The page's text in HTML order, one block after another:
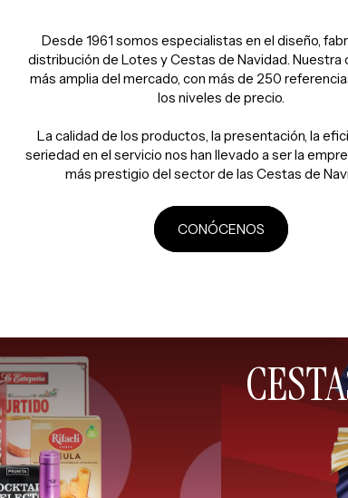
Desde 1961 somos especialistas en el diseño,
distribución de Lotes yCestas de Navidad. Nuestra
más amplia del mercado, con más de 250
los niveles de precio.
La calidad de los productos, la presentación, la
seriedad en el servicio nos han llevado a ser la
más prestigio del sector de las Cestas de
CONÓCENOS